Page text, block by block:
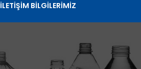
İLETİŞİM BİLGİLERİMİZ